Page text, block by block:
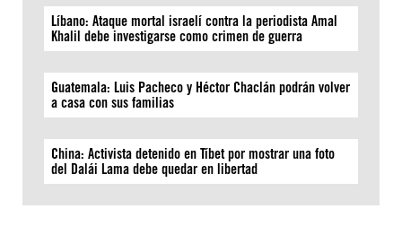
Líbano: Ataque mortal israelí contra la periodista Amal
Khalil debe investigarse como crimen de guerra
Guatemala: Luis Pacheco y Héctor Chaclán podrán volver
a casa con sus familias
China: Activista detenido en Tíbet por mostrar una foto
del Dalái Lama debe quedar en libertad